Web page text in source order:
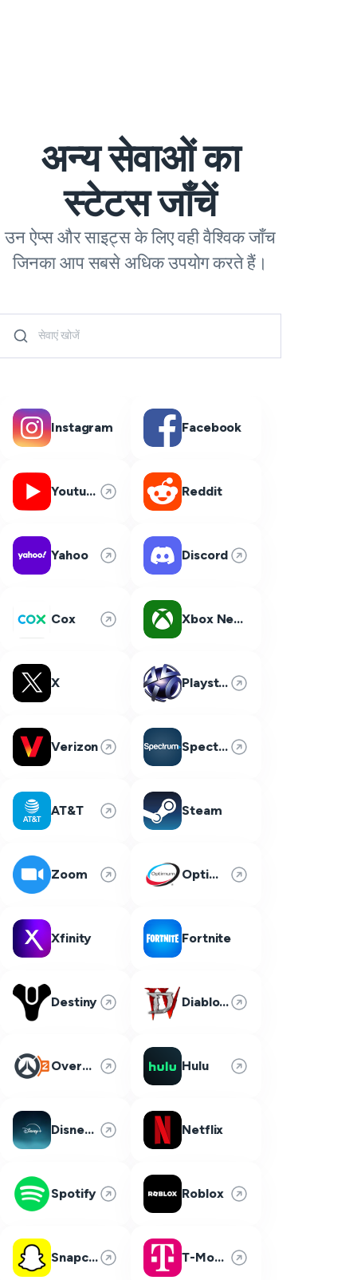
अन्य सेवाओं का
स्टेटस जाँचें
उन ऐप्स और साइट्स के लिए वही वैश्विक जाँच
जिनका आप सबसे अधिक उपयोग करते हैं।
Instagram Facebook
Youtube Reddit
Yahoo Discord
Cox Xbox Network
X Playstation Network
Verizon Spectrum
AT&T Steam
Zoom Optimum
Xfinity Fortnite
Destiny Diablo 4
Overwatch 2 Hulu
Disney Plus Netflix
Spotify Roblox
Snapchat T-Mobile